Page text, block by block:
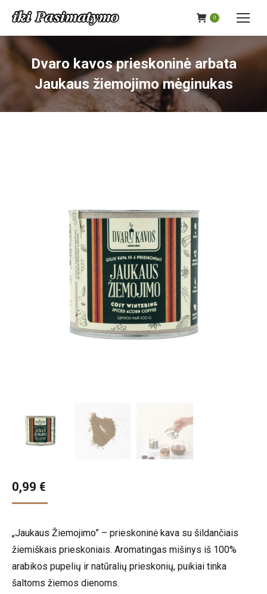
0
Dvaro kavos prieskoninė arbata
Jaukaus žiemojimo mėginukas
0,99 €
„Jaukaus Žiemojimo” – prieskoninė kava su šildančiais
žiemiškais prieskoniais. Aromatingas mišinys iš 100%
arabikos pupelių ir natūralių prieskonių, puikiai tinka
šaltoms žiemos dienoms.